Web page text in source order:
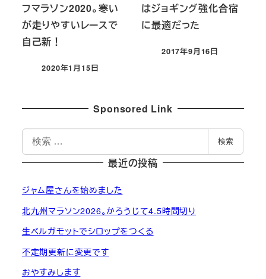
フマラソン2020。寒い
が走りやすいレースで
自己新！
投稿日
2020年1月15日
はジョギング強化合宿
に最適だった
投稿日
2017年9月16日
Sponsored Link
検
索
検索
最近の投稿
ジャム屋さんを始めました
北九州マラソン2026。かろうじて4.5時間切り
生ベルガモットでシロップをつくる
不定期更新に変更です
おやすみします